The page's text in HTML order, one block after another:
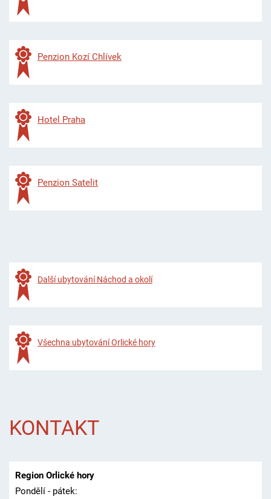
Penzion Kozí Chlívek
Hotel Praha
Penzion Satelit
Další ubytování Náchod a okolí
Všechna ubytování Orlické hory
KONTAKT
Region Orlické hory
Pondělí - pátek: